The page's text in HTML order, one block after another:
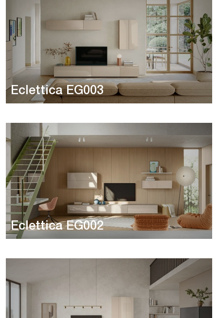
Eclettica EG003
Eclettica EG002